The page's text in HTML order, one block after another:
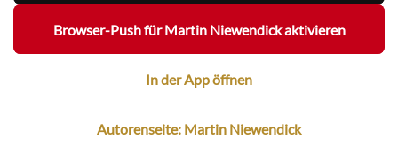
Browser-Push für Martin Niewendick aktivieren
In der App öffnen
Autorenseite: Martin Niewendick